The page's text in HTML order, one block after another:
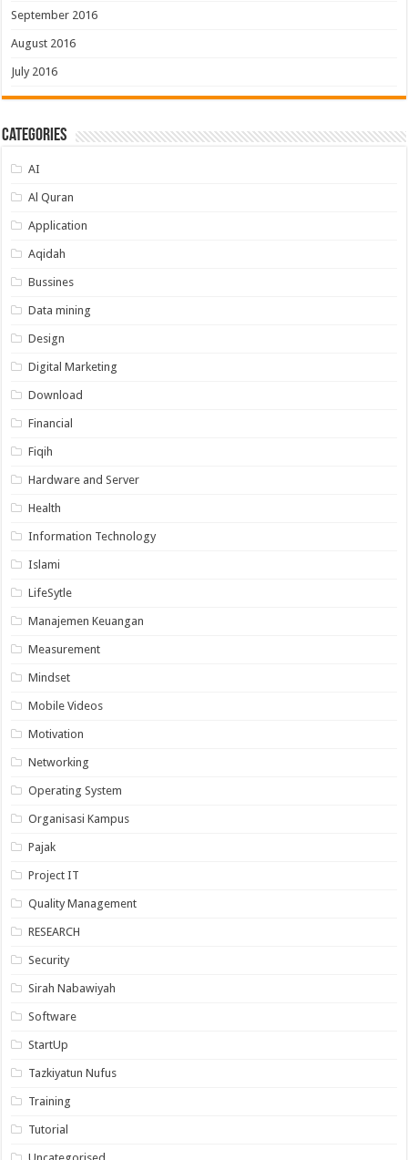
September 2016
August 2016
July 2016
Categories
AI
Al Quran
Application
Aqidah
Bussines
Data mining
Design
Digital Marketing
Download
Financial
Fiqih
Hardware and Server
Health
Information Technology
Islami
LifeSytle
Manajemen Keuangan
Measurement
Mindset
Mobile Videos
Motivation
Networking
Operating System
Organisasi Kampus
Pajak
Project IT
Quality Management
RESEARCH
Security
Sirah Nabawiyah
Software
StartUp
Tazkiyatun Nufus
Training
Tutorial